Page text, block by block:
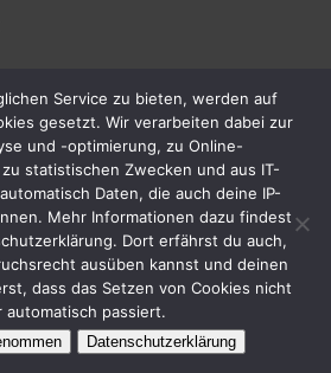
5€ bei Vbet
Bonuskonditionen der betreffenden
süchtig machen. Hilfe unter
Spiele verantwortungsbewusst. Diese
Affiliate-Links finanziert. Durch die
Wettanbietern kann es zu einer Provision für
haben keinen Einfluss auf die Inhalte
der Angebote.
Service zu bieten, werden auf
gesetzt. Wir verarbeiten dabei zur
und -optimierung, zu Online-
statistischen Zwecken und aus IT-
Daten, die auch deine IP-
Mehr Informationen dazu findest
Dort erfährst du auch,
ausüben kannst und deinen
dass das Setzen von Cookies nicht
automatisch passiert.
Datenschutzerklärung